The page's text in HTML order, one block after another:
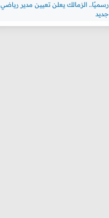
رسميًا.. الزمالك يعلن تعيين مدير رياضي
جديد